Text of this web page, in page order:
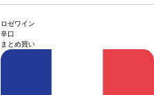
ロゼワイン
辛口
まとめ買い